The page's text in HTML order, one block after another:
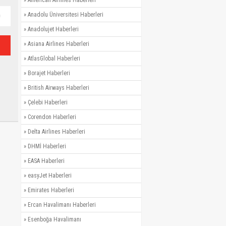
» Anadolu Üniversitesi Haberleri
» Anadolujet Haberleri
» Asiana Airlines Haberleri
» AtlasGlobal Haberleri
» Borajet Haberleri
» British Airways Haberleri
» Çelebi Haberleri
» Corendon Haberleri
» Delta Airlines Haberleri
» DHMİ Haberleri
» EASA Haberleri
» easyJet Haberleri
» Emirates Haberleri
» Ercan Havalimanı Haberleri
» Esenboğa Havalimanı